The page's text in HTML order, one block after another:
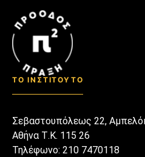
κάναμε καρφίτσες στο
μας κι άλλες τις βάλαμε
δίπλα στα διακοσμητικά
συλλέγαμε επιμελώς από
ταξίδια μακρινά που τώρα
μόνο να λαχταρούμε και
ΤΟ ΙΝΣΤΙΤΟΥΤΟ
Σεβαστουπόλεως 22,
Αθήνα Τ.Κ. 115 26
Τηλέφωνο: 210 7470118